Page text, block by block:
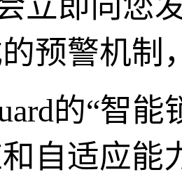
预警机制
的“智
自适应能